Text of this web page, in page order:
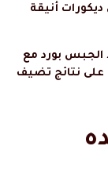
أنيقة
الجبس بورد مع
على نتائج تضيف